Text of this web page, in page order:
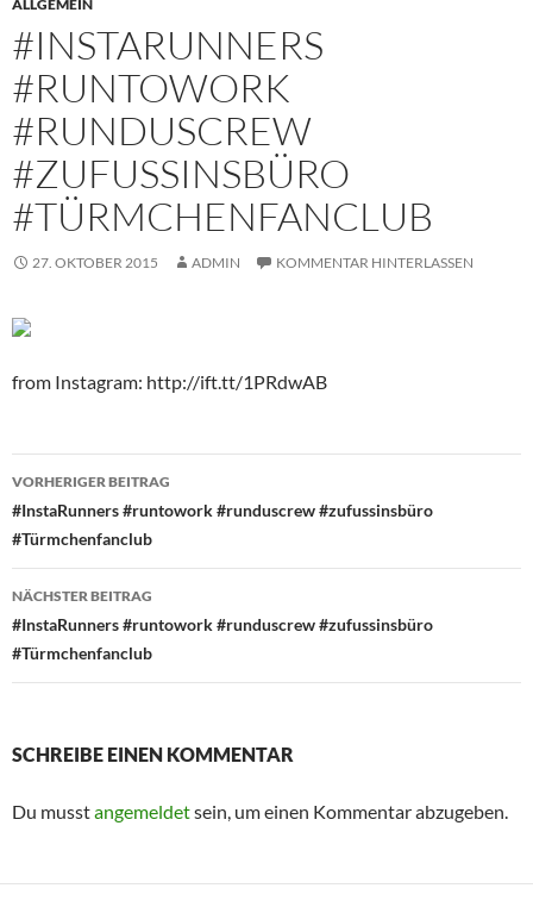
ALLGEMEIN
#INSTARUNNERS
#RUNTOWORK
#RUNDUSCREW
#ZUFUSSINSBÜRO
#TÜRMCHENFANCLUB
27. OKTOBER 2015 ADMIN KOMMENTAR HINTERLASSEN
from Instagram: http://ift.tt/1PRdwAB
Beitragsnavigation
VORHERIGER BEITRAG
#InstaRunners #runtowork #runduscrew #zufussinsbüro
#Türmchenfanclub
NÄCHSTER BEITRAG
#InstaRunners #runtowork #runduscrew #zufussinsbüro
#Türmchenfanclub
SCHREIBE EINEN KOMMENTAR
Du musstangemeldetsein, um einen Kommentar abzugeben.